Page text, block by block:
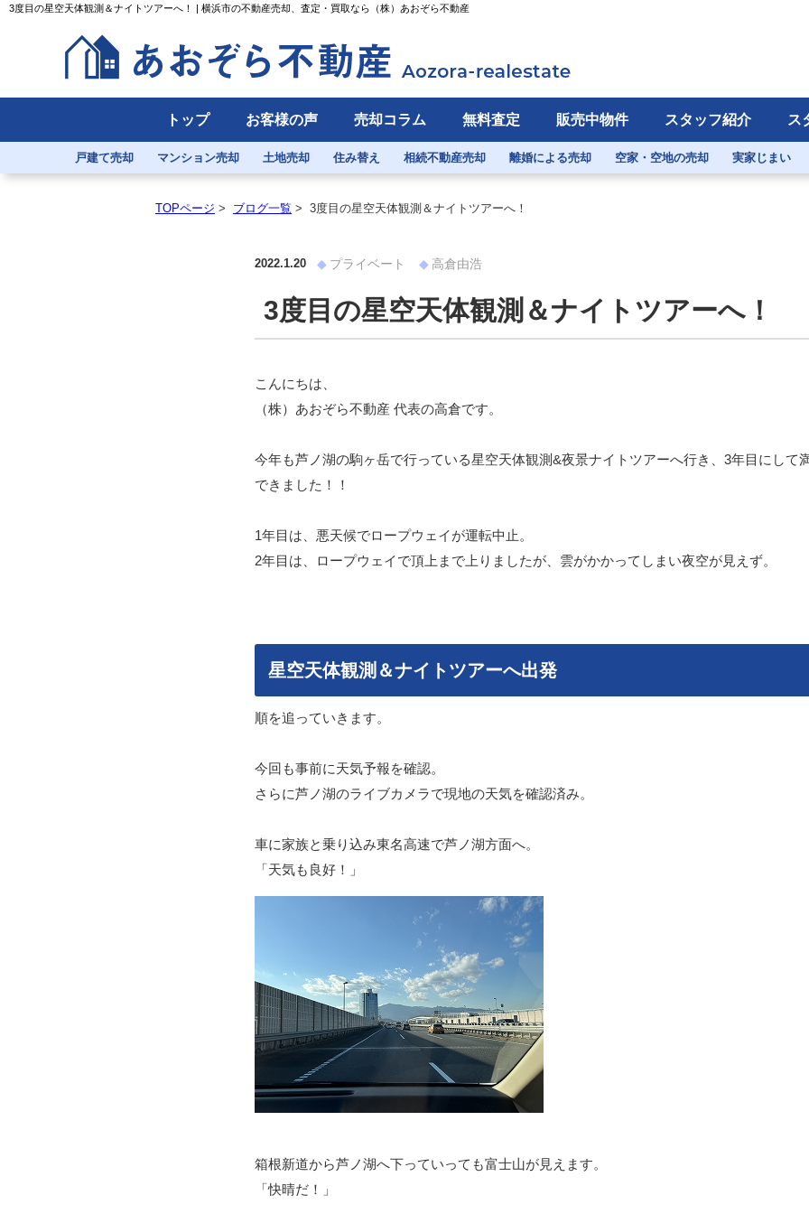
3度目の星空天体観測＆ナイトツアーへ！ | 横浜市の不動産売却、査定・買取なら（株）あおぞら不動産
トップ お客様の声 売却コラム 無料査定 販売中物件 スタッフ紹介 ス
戸建て売却 マンション売却 土地売却 住み替え 相続不動産売却 離婚による売却 空家・空地の売却 実家じまい
TOPページ > ブログ一覧 > 3度目の星空天体観測＆ナイトツアーへ！
2022.1.20 プライベート 高倉由浩
3度目の星空天体観測＆ナイトツアーへ！
こんにちは、
（株）あおぞら不動産 代表の高倉です。
今年も芦ノ湖の駒ヶ岳で行っている星空天体観測&夜景ナイトツアーへ行き、3年目にして
できました！！
1年目は、悪天候でロープウェイが運転中止。
2年目は、ロープウェイで頂上まで上りましたが、雲がかかってしまい夜空が見えず。
星空天体観測＆ナイトツアーへ出発
順を追っていきます。
今回も事前に天気予報を確認。
さらに芦ノ湖のライブカメラで現地の天気を確認済み。
車に家族と乗り込み東名高速で芦ノ湖方面へ。
「天気も良好！」
箱根新道から芦ノ湖へ下っていっても富士山が見えます。
「快晴だ！」